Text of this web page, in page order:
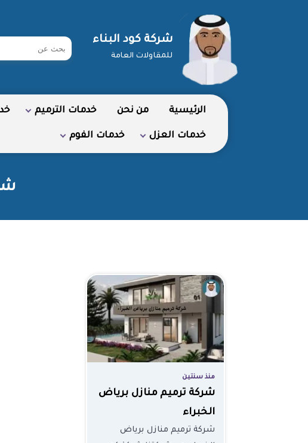
شركة كود البناء
للمقاولات العامة
ابحث
الرئيسية من نحن خدمات الترميم
خدمات العزل خدمات الفوم
منذ سنتين
شركة ترميم منازل برياض
الخبراء
شركة ترميم منازل برياض